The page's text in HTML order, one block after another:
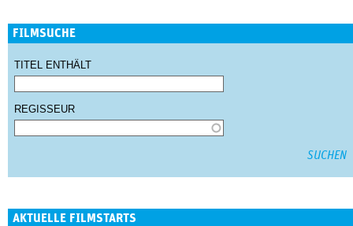
FILMSUCHE
TITEL ENTHÄLT
REGISSEUR
AKTUELLE FILMSTARTS